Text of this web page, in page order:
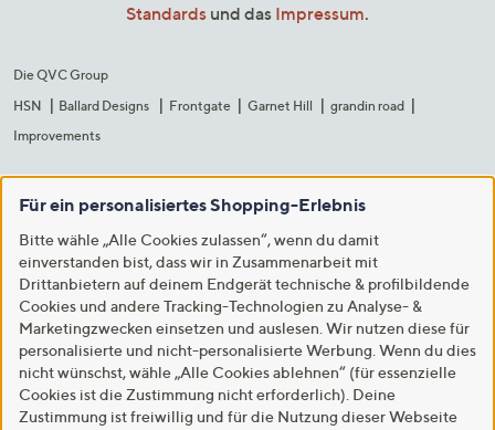
Standards und das Impressum.
Die QVC Group
HSN
Ballard Designs Frontgate Garnet Hill
grandin road
Improvements
Für ein personalisiertes Shopping-Erlebnis
Bitte wähle „Alle Cookies zulassen“, wenn du damit
einverstanden bist, dass wir in Zusammenarbeit mit
Drittanbietern auf deinem Endgerät technische & profilbildende
Cookies und andere Tracking-Technologien zu Analyse- &
Marketingzwecken einsetzen und auslesen. Wir nutzen diese für
personalisierte und nicht-personalisierte Werbung. Wenn du dies
nicht wünschst, wähle „Alle Cookies ablehnen“ (für essenzielle
Cookies ist die Zustimmung nicht erforderlich). Deine
Zustimmung ist freiwillig und für die Nutzung dieser Webseite